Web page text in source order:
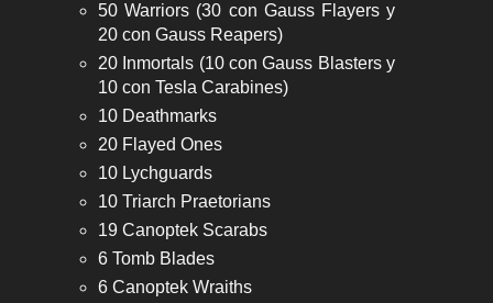
50 Warriors (30 con Gauss Flayers y
20 con Gauss Reapers)
20 Inmortals (10 con Gauss Blasters y
10 con Tesla Carabines)
10 Deathmarks
20 Flayed Ones
10 Lychguards
10 Triarch Praetorians
19 Canoptek Scarabs
6 Tomb Blades
6 Canoptek Wraiths